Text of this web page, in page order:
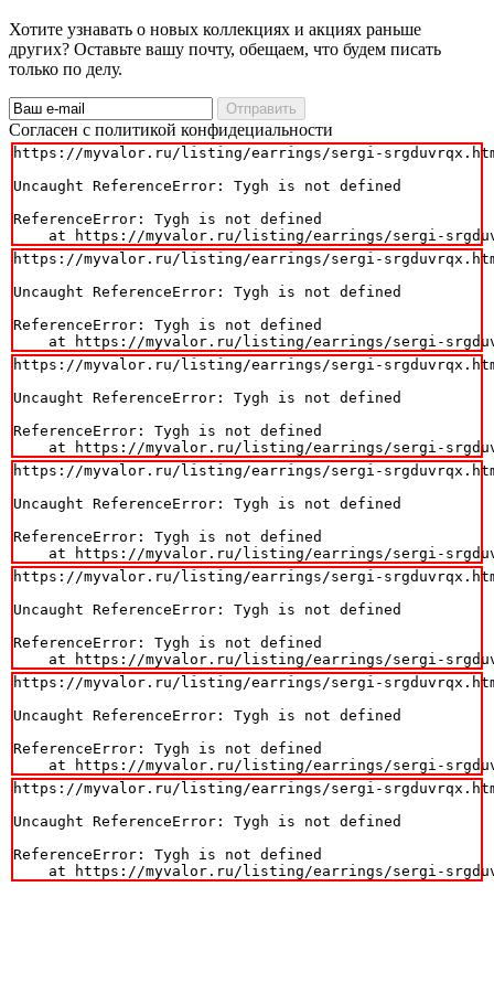
Хотите узнавать о новых коллекциях и акциях раньше
других? Оставьте вашу почту, обещаем, что будем писать
только по делу.
Отправить
Cогласен с политикой конфидециальности
https://myvalor.ru/listing/earrings/sergi-
Uncaught ReferenceError: Tygh is not defined
ReferenceError: Tygh is not defined
at https://myvalor.ru/listing/earrings/sergi-
https://myvalor.ru/listing/earrings/sergi-
Uncaught ReferenceError: Tygh is not defined
ReferenceError: Tygh is not defined
at https://myvalor.ru/listing/earrings/sergi-
https://myvalor.ru/listing/earrings/sergi-
Uncaught ReferenceError: Tygh is not defined
ReferenceError: Tygh is not defined
at https://myvalor.ru/listing/earrings/sergi-
https://myvalor.ru/listing/earrings/sergi-
Uncaught ReferenceError: Tygh is not defined
ReferenceError: Tygh is not defined
at https://myvalor.ru/listing/earrings/sergi-
https://myvalor.ru/listing/earrings/sergi-
Uncaught ReferenceError: Tygh is not defined
ReferenceError: Tygh is not defined
at https://myvalor.ru/listing/earrings/sergi-
https://myvalor.ru/listing/earrings/sergi-
Uncaught ReferenceError: Tygh is not defined
ReferenceError: Tygh is not defined
at https://myvalor.ru/listing/earrings/sergi-
https://myvalor.ru/listing/earrings/sergi-
Uncaught ReferenceError: Tygh is not defined
ReferenceError: Tygh is not defined
at https://myvalor.ru/listing/earrings/sergi-